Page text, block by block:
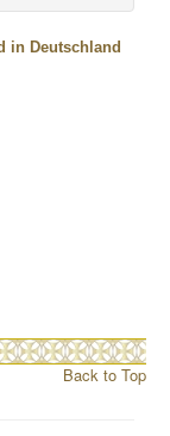
in Deutschland
Back to Top